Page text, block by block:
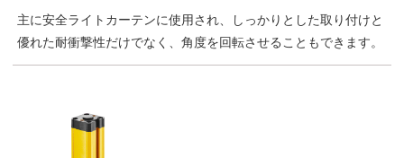
主に安全ライトカーテンに使用され、しっかりとした取り付けと
優れた耐衝撃性だけでなく、角度を回転させることもできます。